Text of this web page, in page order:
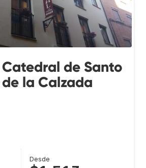
de Santo
la Calzada
Desde